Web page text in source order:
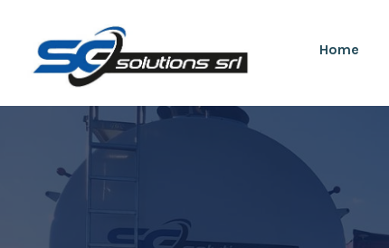
Home